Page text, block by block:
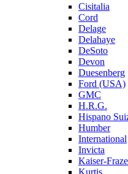
Cisitalia
Cord
Delage
Delahaye
DeSoto
Devon
Duesenberg
Ford (USA)
GMC
H.R.G.
Hispano
Humber
International
Invicta
Kaiser-
Kurtis